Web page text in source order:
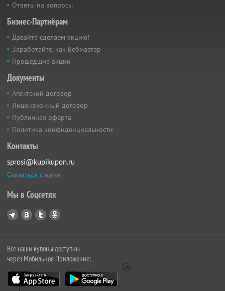
Ответы на вопросы
Бизнес-Партнёрам
Давайте сделаем акцию!
Заработайте, как Вебмастер
Прошедшие акции
Документы
Агентский договор
Лицензионный договор
Публичная оферта
Политика конфиденциальности
Контакты
sprosi@kupikupon.ru
Связаться с нами
Мы в Соцсетях
Все наши купоны доступны
через Мобильное Приложение: